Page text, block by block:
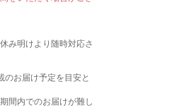
み明けより随時対応さ
のお届け予定を目安と
間内でのお届けが難し